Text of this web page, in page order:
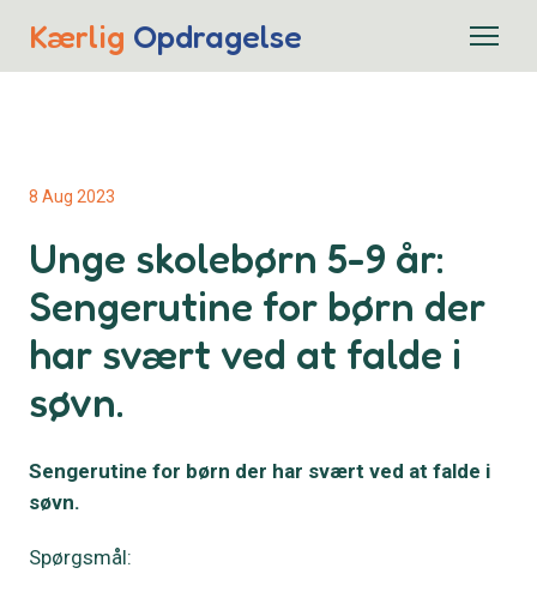
Kærlig Opdragelse
8 Aug 2023
Unge skolebørn 5-9 år:
Sengerutine for børn der
har svært ved at falde i
søvn.
Sengerutine for børn der har svært ved at falde i
søvn.
Spørgsmål: